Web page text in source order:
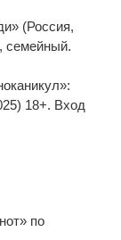
(Россия,
семейный.
18+. Вход
по